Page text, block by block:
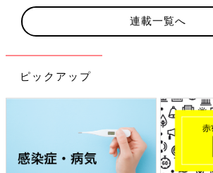
連載一覧へ
ピックアップ